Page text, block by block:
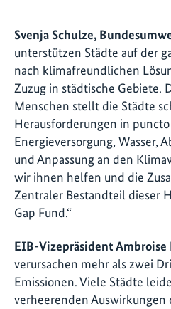
Svenja Schulze,
unterstützen Städte auf der
nach klimafreundlichen
Zuzug in städtische Gebiete.
Menschen stellt die Städte
Herausforderungen in
Energieversorgung, Wasser,
und Anpassung an den
wir ihnen helfen und die
Zentraler Bestandteil dieser
Gap Fund.“
EIB-Vizepräsident Ambroise
verursachen mehr als zwei
Emissionen. Viele Städte
verheerenden Auswirkungen